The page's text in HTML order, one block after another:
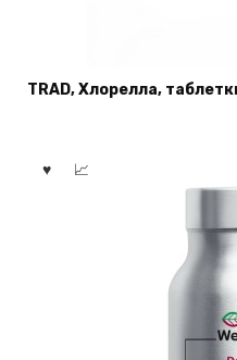
TRAD, Хлорелла,